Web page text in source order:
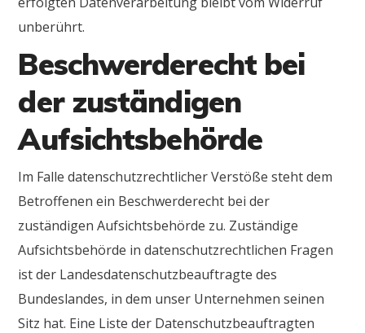
unberührt.
Beschwerderecht bei
der zuständigen
Aufsichtsbehörde
Im Falle datenschutzrechtlicher Verstöße steht dem
Betroffenen ein Beschwerderecht bei der
zuständigen Aufsichtsbehörde zu. Zuständige
Aufsichtsbehörde in datenschutzrechtlichen Fragen
ist der Landesdatenschutzbeauftragte des
Bundeslandes, in dem unser Unternehmen seinen
Sitz hat. Eine Liste der Datenschutzbeauftragten